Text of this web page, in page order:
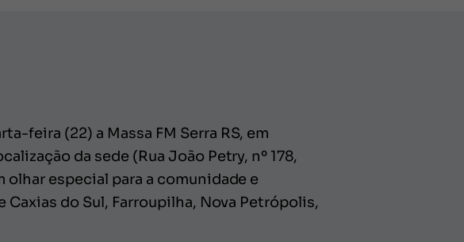
feira (22) a Massa FM Serra RS, em
da sede (Rua João Petry, nº 178,
olhar especial para a comunidade e
do Sul, Farroupilha, Nova Petrópolis,